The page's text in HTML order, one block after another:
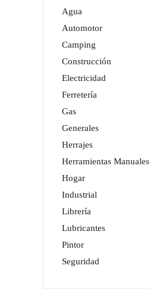
Agua
Automotor
Camping
Construcción
Electricidad
Ferretería
Gas
Generales
Herrajes
Herramientas Manuales
Hogar
Industrial
Librería
Lubricantes
Pintor
Seguridad